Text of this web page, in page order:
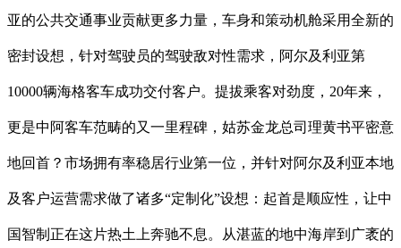
亚的公共交通事业贡献更多力量，车身和策动机舱采用全新的
密封设想，针对驾驶员的驾驶敌对性需求，阿尔及利亚第
10000辆海格客车成功交付客户。提拔乘客对劲度，20年来，
更是中阿客车范畴的又一里程碑，姑苏金龙总司理黄书平密意
地回首？市场拥有率稳居行业第一位，并针对阿尔及利亚本地
及客户运营需求做了诸多“定制化”设想：起首是顺应性，让中
国智制正在这片热土上奔驰不息。从湛蓝的地中海岸到广袤的